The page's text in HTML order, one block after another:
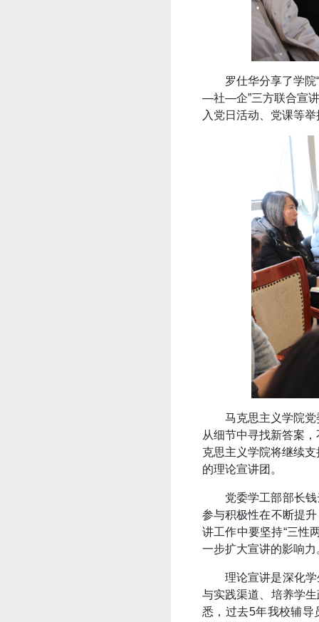
罗仕华分享了学
—社—企”三方联合宣讲
入党日活动、党课等
马克思主义学院
从细节中寻找新答案
克思主义学院将继续
的理论宣讲团。
党委学工部部长
参与积极性在不断提
讲工作中要坚持“三性
一步扩大宣讲的影响力
理论宣讲是深化
与实践渠道、培养学
悉，过去5年我校辅导